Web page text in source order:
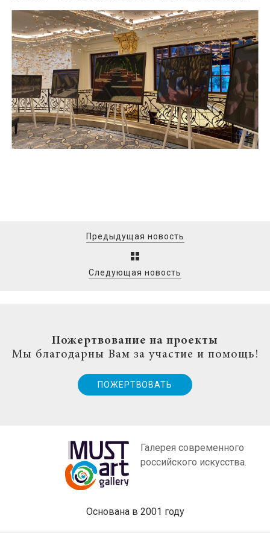
Предыдущая новость
Следующая новость
Пожертвование на проекты
Мы благодарны Вам за участие и помощь!
ПОЖЕРТВОВАТЬ
Галерея современного
российского искусства.
Основана в 2001 году